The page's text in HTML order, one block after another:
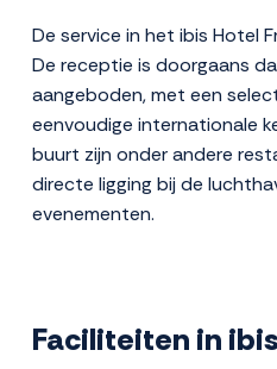
De service in het ibis Hotel
De receptie is doorgaans
aangeboden, met een
eenvoudige internationale
buurt zijn onder andere
directe ligging bij de
evenementen.
Faciliteiten in